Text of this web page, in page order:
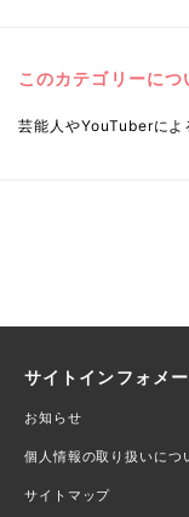
このカテゴリーにつ
芸能人やYouTuberによ
サイトインフォメ
お知らせ
個人情報の取り扱いにつ
サイトマップ